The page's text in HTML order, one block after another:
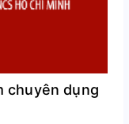
chuyên dụng